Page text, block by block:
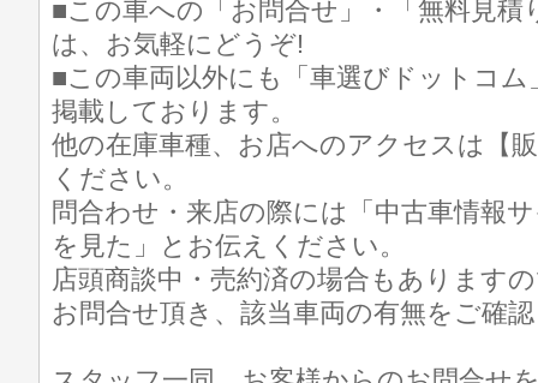
■この車への「お問合せ」・「無料見積
は、お気軽にどうぞ!
■この車両以外にも「車選びドットコ
掲載しております。
他の在庫車種、お店へのアクセスは【
ください。
問合わせ・来店の際には「中古車情報
を見た」とお伝えください。
店頭商談中・売約済の場合もあります
お問合せ頂き、該当車両の有無をご確